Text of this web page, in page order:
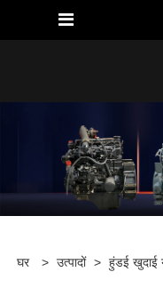
घर > उत्पादों > हुंडई खुदाई